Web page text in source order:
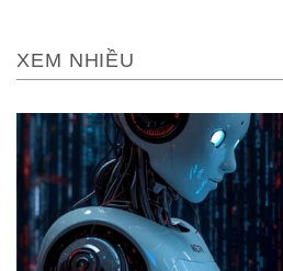
XEM NHIỀU